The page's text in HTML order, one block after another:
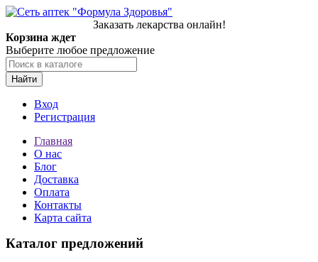
Заказать лекарства онлайн!
Корзина ждет
Выберите любое предложение
Найти
Вход
Регистрация
Главная
О нас
Блог
Доставка
Оплата
Контакты
Карта сайта
Каталог предложений